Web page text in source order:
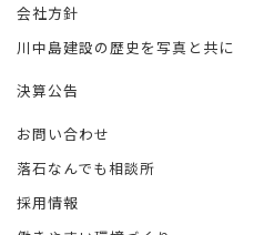
会社方針
川中島建設の歴史を写真と共に
決算公告
お問い合わせ
落石なんでも相談所
採用情報